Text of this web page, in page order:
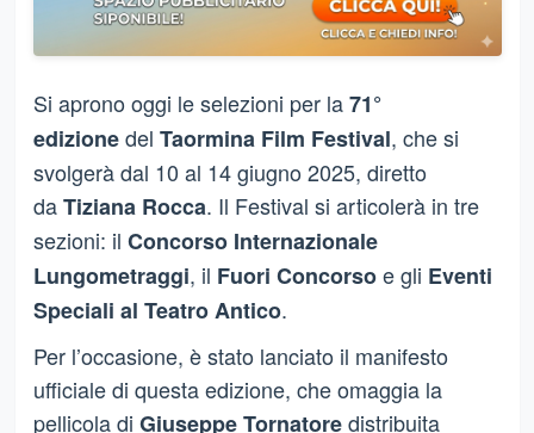
Si aprono oggi le selezioni per la71°
edizionedel Taormina Film Festival, che si
svolgerà dal 10 al 14 giugno 2025, diretto
daTiziana Rocca. Il Festival si articolerà in tre
sezioni: il Concorso Internazionale
Lungometraggi, il Fuori Concorsoe gli Eventi
Speciali al Teatro Antico.
Per l’occasione, è stato lanciato il manifesto
ufficiale di questa edizione, che omaggia la
pellicola di Giuseppe Tornatoredistribuita